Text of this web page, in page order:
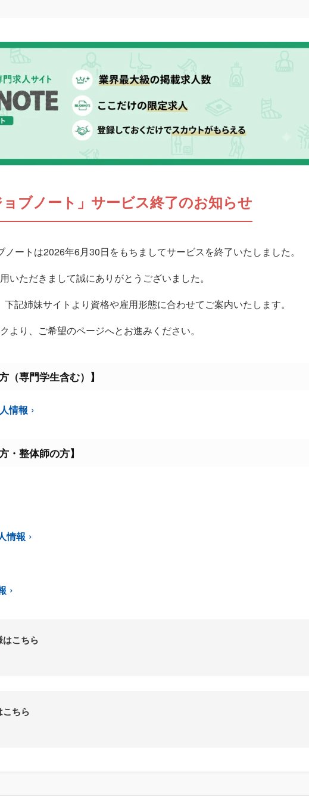
ョブノート」サービス終了のお知らせ
ートは2026年6月30日をもちましてサービスを終了いたしました。
いただきまして誠にありがとうございました。
記姉妹サイトより資格や雇用形態に合わせてご案内いたします。
より、ご希望のページへとお進みください。
（専門学生含む）】
情報
・整体師の方】
情報
こちら
ちら